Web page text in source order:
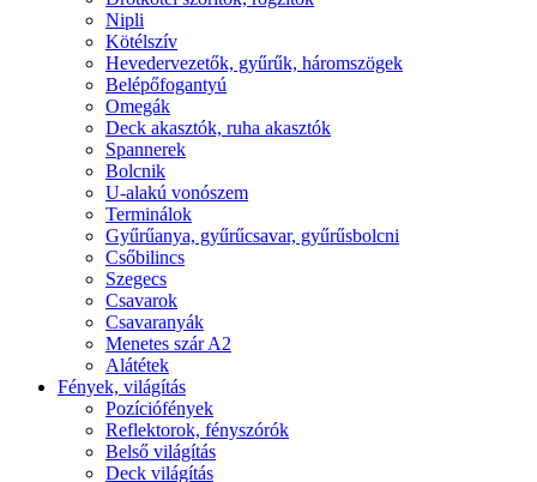
Nipli
Kötélszív
Hevedervezetők, gyűrűk, háromszögek
Belépőfogantyú
Omegák
Deck akasztók, ruha akasztók
Spannerek
Bolcnik
U-alakú vonószem
Terminálok
Gyűrűanya, gyűrűcsavar, gyűrűsbolcni
Csőbilincs
Szegecs
Csavarok
Csavaranyák
Menetes szár A2
Alátétek
Fények, világítás
Pozíciófények
Reflektorok, fényszórók
Belső világítás
Deck világítás